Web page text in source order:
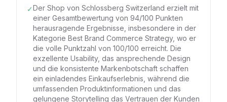
✓Der Shop von Schlossberg Switzerland erzielt mit
einer Gesamtbewertung von 94/100 Punkten
herausragende Ergebnisse, insbesondere in der
Kategorie Best Brand Commerce Strategy, wo er
die volle Punktzahl von 100/100 erreicht. Die
exzellente Usability, das ansprechende Design
und die konsistente Markenbotschaft schaffen
ein einladendes Einkaufserlebnis, während die
umfassenden Produktinformationen und das
gelungene Storytelling das Vertrauen der Kunden